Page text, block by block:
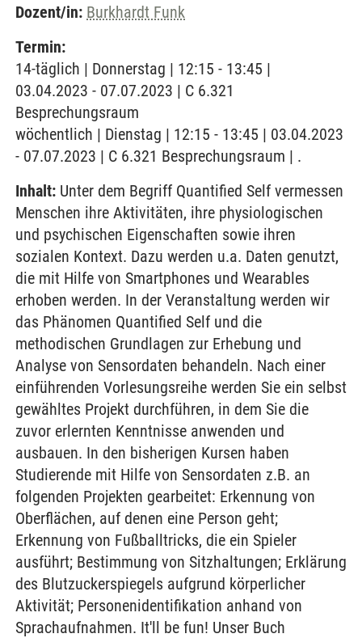
Dozent/in: Burkhardt Funk
Termin:
14-täglich | Donnerstag | 12:15 - 13:45 |
03.04.2023 - 07.07.2023 | C 6.321
Besprechungsraum
wöchentlich | Dienstag | 12:15 - 13:45 | 03.04.2023
- 07.07.2023 | C 6.321 Besprechungsraum | .
Inhalt: Unter dem Begriff Quantified Self vermessen
Menschen ihre Aktivitäten, ihre physiologischen
und psychischen Eigenschaften sowie ihren
sozialen Kontext. Dazu werden u.a. Daten genutzt,
die mit Hilfe von Smartphones und Wearables
erhoben werden. In der Veranstaltung werden wir
das Phänomen Quantified Self und die
methodischen Grundlagen zur Erhebung und
Analyse von Sensordaten behandeln. Nach einer
einführenden Vorlesungsreihe werden Sie ein selbst
gewähltes Projekt durchführen, in dem Sie die
zuvor erlernten Kenntnisse anwenden und
ausbauen. In den bisherigen Kursen haben
Studierende mit Hilfe von Sensordaten z.B. an
folgenden Projekten gearbeitet: Erkennung von
Oberflächen, auf denen eine Person geht;
Erkennung von Fußballtricks, die ein Spieler
ausführt; Bestimmung von Sitzhaltungen; Erklärung
des Blutzuckerspiegels aufgrund körperlicher
Aktivität; Personenidentifikation anhand von
Sprachaufnahmen. It'll be fun! Unser Buch